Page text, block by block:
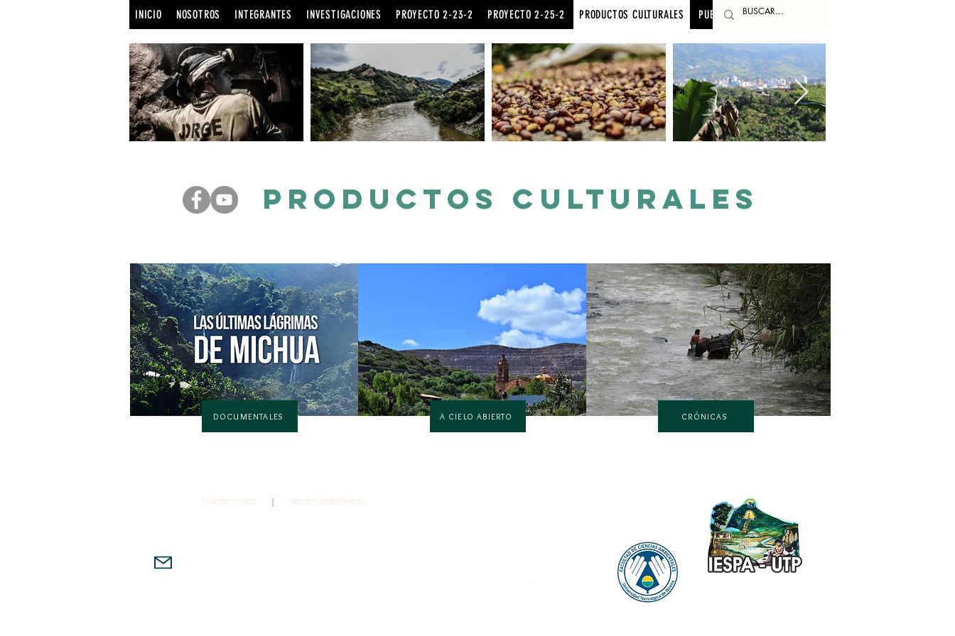
INICIO NOSOTROS INTEGRANTES INVESTIGACIONES PROYECTO 2-23-2 PROYECTO 2-25-2 PRODUCTOS CULTURALES PUBLICACIONES
PRODUCTOS CULTURALES
DOCUMENTALES A CIELO ABIERTO CRÓNICAS
CONTÁCTENOS REDES ACADÉMICAS